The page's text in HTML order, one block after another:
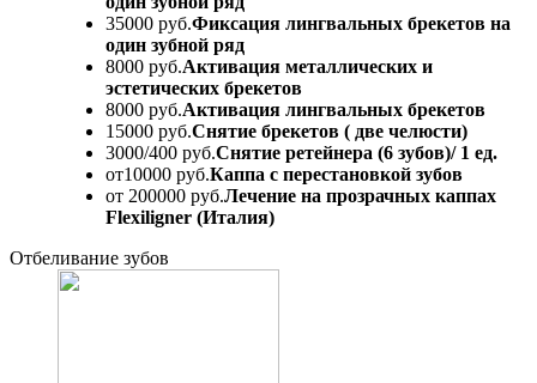
35000 руб.Фиксация лингвальных брекетов на
один зубной ряд
8000 руб.Активация металлических и
эстетических брекетов
8000 руб.Активация лингвальных брекетов
15000 руб.Снятие брекетов ( две челюсти)
3000/400 руб.Снятие ретейнера (6 зубов)/ 1 ед.
от10000 руб.Каппа с перестановкой зубов
от 200000 руб.Лечение на прозрачных каппах
Flexiligner (Италия)
Отбеливание зубов